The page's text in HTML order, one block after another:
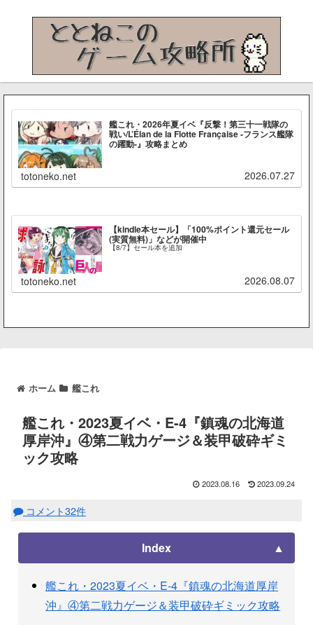
艦これ・2026年夏イベ『反撃！第三十一戦隊の
戦い/L’Élan de la Flotte Française -フランス艦隊
の躍動-』攻略まとめ
totoneko.net 2026.07.27
【kindle本セール】「100%ポイント還元セール
(実質無料)」などが開催中
【8/7】セール本を追加
totoneko.net 2026.08.07
ホーム 艦これ
艦これ・2023夏イベ・E-4『鎮魂の北海道
厚岸沖』④第二戦力ゲージ＆装甲破砕ギミ
ック攻略
2023.08.16 2023.09.24
コメント32件
Index
艦これ・2023夏イベ・E-4『鎮魂の北海道厚岸
沖』④第二戦力ゲージ＆装甲破砕ギミック攻略